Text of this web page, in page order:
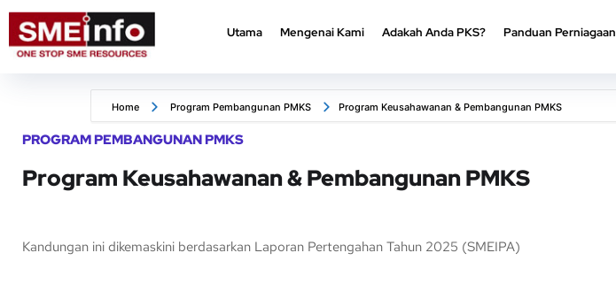
Utama Mengenai Kami Adakah Anda PKS? Panduan Perniagaan
Home Program Pembangunan PMKS Program Keusahawanan & Pembangunan PMKS
PROGRAM PEMBANGUNAN PMKS
Program Keusahawanan & Pembangunan PMKS
Kandungan ini dikemaskini berdasarkan Laporan Pertengahan Tahun 2025 (SMEIPA)